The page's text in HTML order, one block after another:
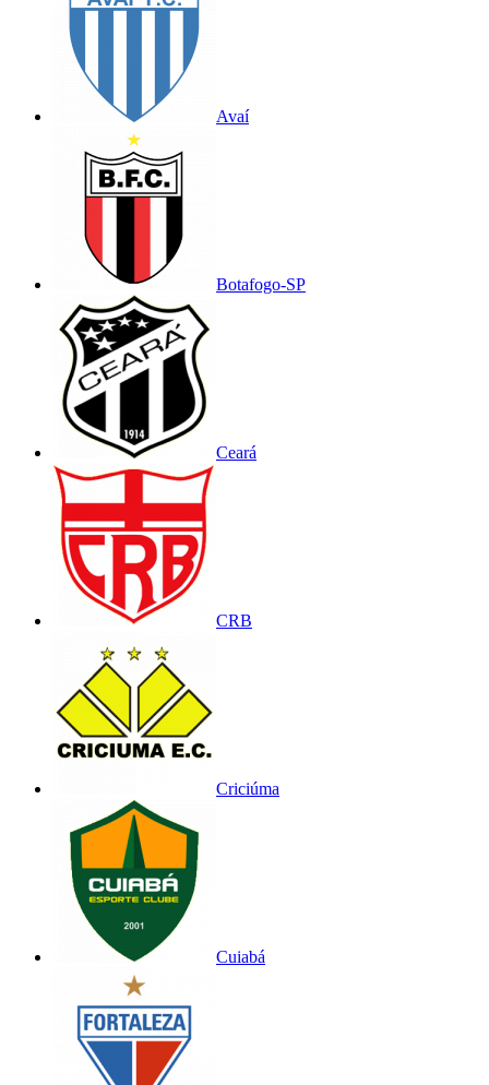
Avaí
Botafogo-SP
Ceará
CRB
Criciúma
Cuiabá